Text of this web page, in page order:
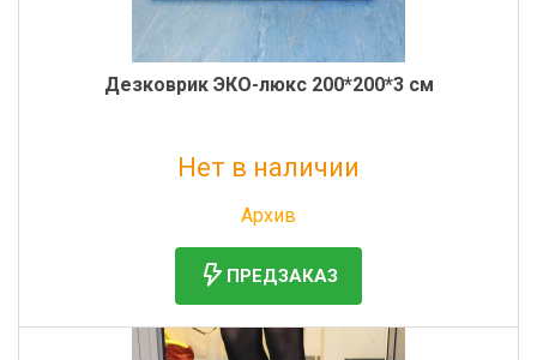
Дезковрик ЭКО-люкс 200*200*3 см
Нет в наличии
Архив
ПРЕДЗАКАЗ